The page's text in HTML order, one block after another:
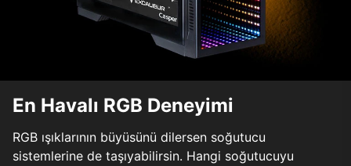
En Havalı RGB Deneyimi
RGB ışıklarının büyüsünü dilersen soğutucu
sistemlerine de taşıyabilirsin. Hangi soğutucuyu